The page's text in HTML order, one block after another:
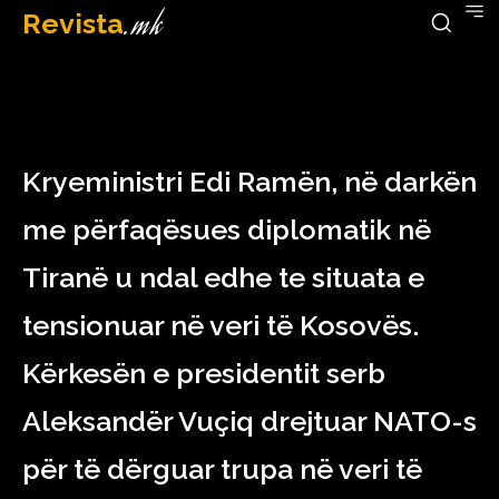
Revista.mk
December 15, 2022
Kryeministri Edi Ramën, në darkën
me përfaqësues diplomatik në
Tiranë u ndal edhe te situata e
tensionuar në veri të Kosovës.
Kërkesën e presidentit serb
Aleksandër Vuçiq drejtuar NATO-s
për të dërguar trupa në veri të